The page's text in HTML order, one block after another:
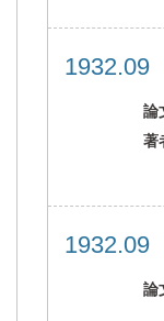
論
著
論